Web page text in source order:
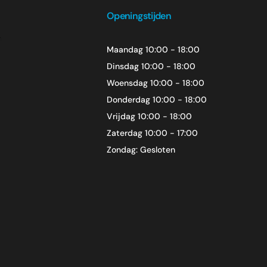
de stijl die bij jouw woning past – met kwaliteit van merken
Openingstijden
Maandag 10:00 - 18:00
Dinsdag 10:00 - 18:00
Woensdag 10:00 - 18:00
Donderdag 10:00 - 18:00
Vrijdag 10:00 - 18:00
Zaterdag 10:00 - 17:00
Zondag: Gesloten